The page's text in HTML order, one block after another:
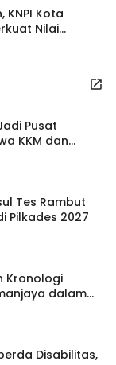
KNPI Kota
Nilai
Pusat
KKM dan
Tes Rambut
Pilkades 2027
Kronologi
dalam
Disabilitas,